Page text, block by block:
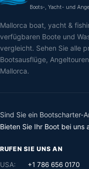
Boots-, Yacht- und
Mallorca boat, yacht &
verfügbaren Boote und
vergleicht. Sehen Sie alle
Bootsausflüge,
Mallorca.
Sind Sie ein Bootscharter-
Bieten Sie Ihr Boot bei uns
RUFEN SIE UNS AN
USA:
+1 786 656 0170